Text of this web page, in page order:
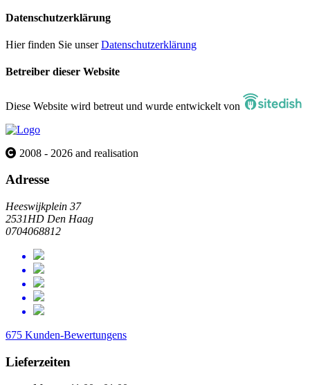
Datenschutzerklärung
Hier finden Sie unserDatenschutzerklärung
Betreiber dieser Website
Diese Website wird betreut und wurde entwickelt von
2008 - 2026 and realisation
Adresse
Heeswijkplein 37
2531HD Den Haag
0704068812
675 Kunden-Bewertungens
Lieferzeiten